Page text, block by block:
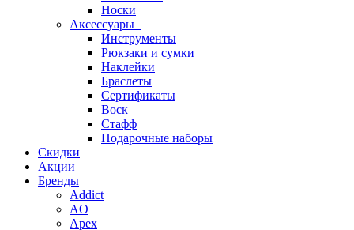
Носки
Аксессуары
Инструменты
Рюкзаки и сумки
Наклейки
Браслеты
Сертификаты
Воск
Стафф
Подарочные наборы
Скидки
Акции
Бренды
Addict
AO
Apex